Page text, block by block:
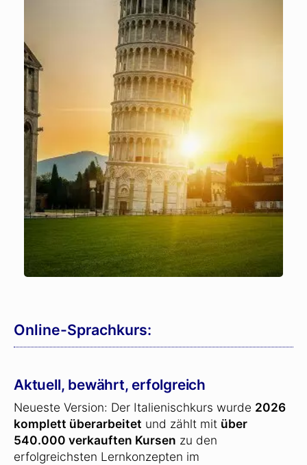
Online-Sprachkurs:
Aktuell, bewährt, erfolgreich
Neueste Version: Der Italienischkurs wurde 2026
komplett überarbeitet und zählt mit über
540.000 verkauften Kursen zu den
erfolgreichsten Lernkonzepten im